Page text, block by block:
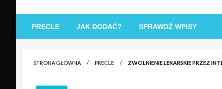
PRECLE JAK DODAĆ? SPRAWDŹ WPISY
STRONA GŁÓWNA PRECLE ZWOLNIENIE LEKARSKIE PRZEZ